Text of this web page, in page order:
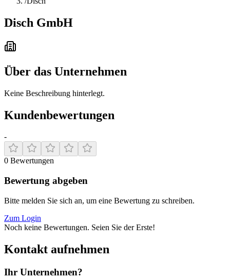
Disch GmbH
Über das Unternehmen
Keine Beschreibung hinterlegt.
Kundenbewertungen
-
0 Bewertungen
Bewertung abgeben
Bitte melden Sie sich an, um eine Bewertung zu schreiben.
Zum Login
Noch keine Bewertungen. Seien Sie der Erste!
Kontakt aufnehmen
Ihr Unternehmen?